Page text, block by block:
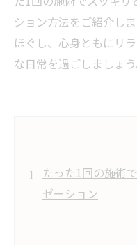
ション方法をご紹介し
ほぐし、心身ともにリ
な日常を過ごしましょう
たった1回の施術
ゼーション